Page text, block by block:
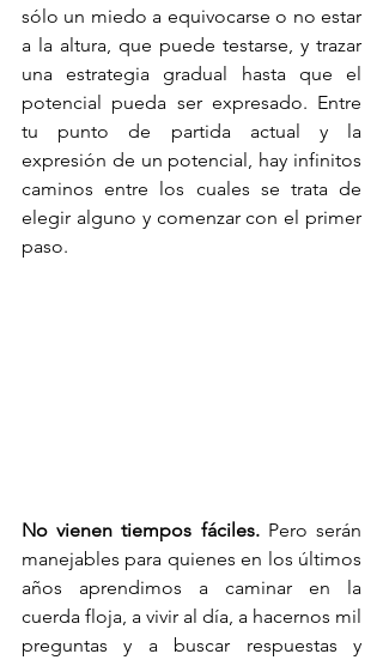
sólo un miedo a equivocarse o no estar
a la altura, que puede testarse, y trazar
una estrategia gradual hasta que el
potencial pueda ser expresado. Entre
tu punto de partida actual y la
expresión de un potencial, hay infinitos
caminos entre los cuales se trata de
elegir alguno y comenzar con el primer
paso.
No vienen tiempos fáciles. Pero serán
manejables para quienes en los últimos
años aprendimos a caminar en la
cuerda floja, a vivir al día, a hacernos mil
preguntas y a buscar respuestas y